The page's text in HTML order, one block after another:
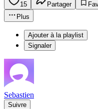
15 Partager
Plus
Ajouter à la playlist
Signaler
Sebastien
Suivre